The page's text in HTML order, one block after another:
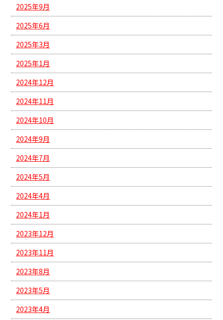
2025年9月
2025年6月
2025年3月
2025年1月
2024年12月
2024年11月
2024年10月
2024年9月
2024年7月
2024年5月
2024年4月
2024年1月
2023年12月
2023年11月
2023年8月
2023年5月
2023年4月